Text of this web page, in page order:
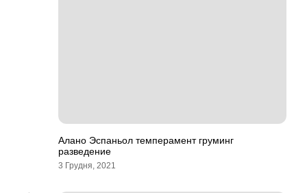
Алано Эспаньол темперамент груминг
разведение
3 Грудня, 2021